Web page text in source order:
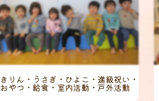
きりん・うさぎ・ひよこ・進級祝い・
おやつ・給食・室内活動・戸外活動